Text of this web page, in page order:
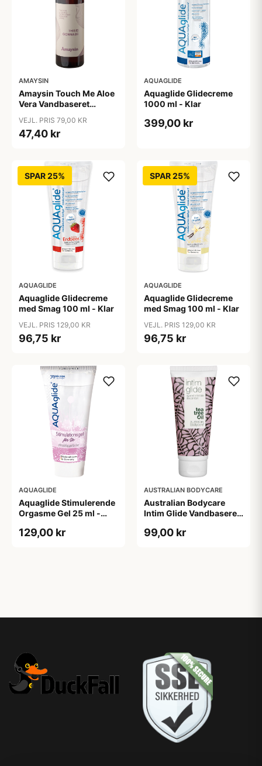
AMAYSIN
Amaysin Touch Me Aloe
Vera Vandbaseret
Klar
VEJL. PRIS 79,00 KR
47,40 kr
AQUAGLIDE
Aquaglide Glidecreme
1000 ml - Klar
399,00 kr
SPAR 25%
AQUAGLIDE
Aquaglide Glidecreme
med Smag 100 ml - Klar
VEJL. PRIS 129,00 KR
96,75 kr
SPAR 25%
AQUAGLIDE
Aquaglide Glidecreme
med Smag 100 ml - Klar
VEJL. PRIS 129,00 KR
96,75 kr
AQUAGLIDE
Aquaglide Stimulerende
Orgasme Gel 25 ml -
129,00 kr
AUSTRALIAN BODYCARE
Australian Bodycare
Intim Glide Vandbaseret
99,00 kr